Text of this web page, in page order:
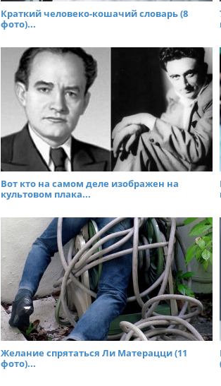
Краткий человеко-кошачий словарь (8
фото)...
Вот кто на самом деле изображен на
культовом плака...
Желание спрятаться Ли Матерацци (11
фото)...